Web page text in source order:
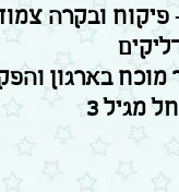
פיקוח ובקרה
מוכח בארגון
מגיל 3